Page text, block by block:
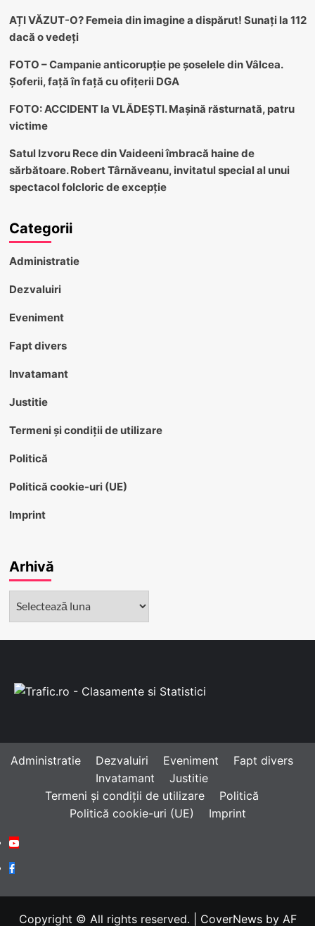
AȚI VĂZUT-O? Femeia din imagine a dispărut! Sunați la 112
dacă o vedeți
FOTO – Campanie anticorupție pe șoselele din Vâlcea.
Șoferii, față în față cu ofițerii DGA
FOTO: ACCIDENT la VLĂDEȘTI. Mașină răsturnată, patru
victime
Satul Izvoru Rece din Vaideeni îmbracă haine de
sărbătoare. Robert Târnăveanu, invitatul special al unui
spectacol folcloric de excepție
Categorii
Administratie
Dezvaluiri
Eveniment
Fapt divers
Invatamant
Justitie
Termeni și condiții de utilizare
Politică
Politică cookie-uri (UE)
Imprint
Arhivă
Administratie Dezvaluiri Eveniment
Fapt divers
Invatamant
Justitie
Termeni și condiții de utilizare
Politică
Politică cookie-uri (UE)
Imprint
Youtube
Facebook
Copyright © All rights reserved. CoverNewsby AF